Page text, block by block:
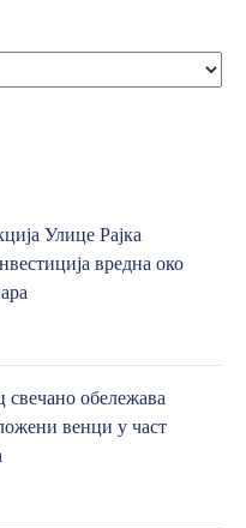
Улице Рајка
вредна око
обележава
венци у част